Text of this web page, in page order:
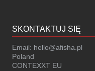
SKONTAKTUJ SIĘ
Email: hello@afisha.pl
Poland
CONTEXXT EU